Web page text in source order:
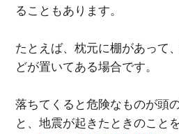
ることもあります。
たとえば、枕元に棚があって
どが置いてある場合です。
落ちてくると危険なものが頭
と、地震が起きたときのこと